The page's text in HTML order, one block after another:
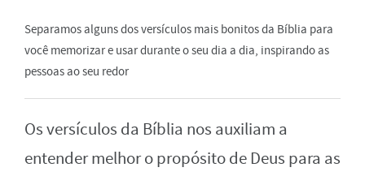
Separamos alguns dos versículos mais bonitos da Bíblia para
você memorizar e usar durante o seu dia a dia, inspirando as
pessoas ao seu redor
Os versículos da Bíblia nos auxiliam a
entender melhor o propósito de Deus para as